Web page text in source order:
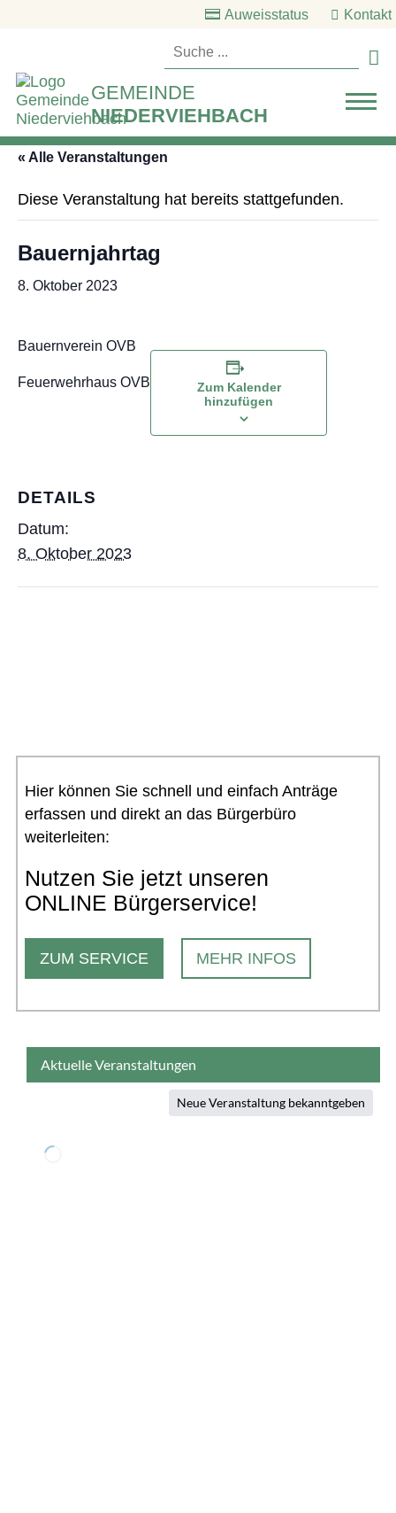
Auweisstatus Kontakt

GEMEINDE
NIEDERVIEHBACH
« Alle Veranstaltungen
Diese Veranstaltung hat bereits stattgefunden.
Bauernjahrtag
8. Oktober 2023
Bauernverein OVB
Feuerwehrhaus OVB
Zum Kalender
hinzufügen
DETAILS
Datum:
8. Oktober 2023
Hier können Sie schnell und einfach Anträge
erfassen und direkt an das Bürgerbüro
weiterleiten:
Nutzen Sie jetzt unseren
ONLINE Bürgerservice!
ZUM SERVICE MEHR INFOS